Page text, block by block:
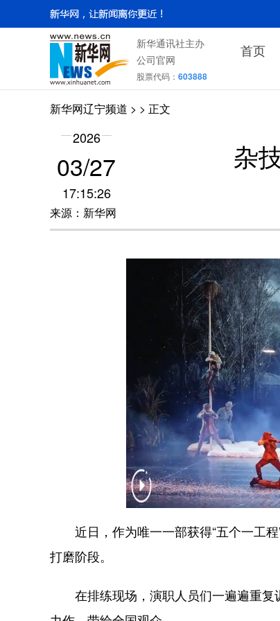
新华通讯社主办
公司官网
股票代码： 603888
首页
新华网辽宁频道 > > 正文
2026
03/27
17:15:26
来源：新华网
杂
近日，作为唯一一部获得“五个一工程
打磨阶段。
在排练现场，演职人员们一遍遍重复